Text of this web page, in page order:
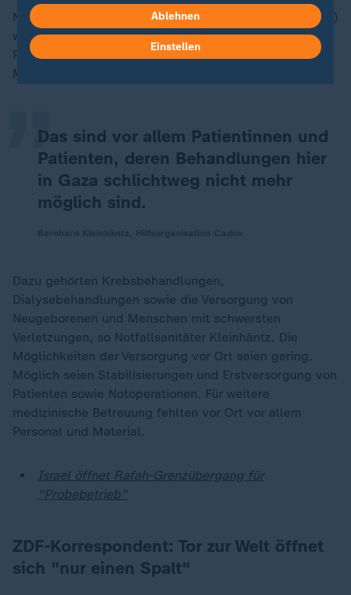
Nach Angaben der Weltgesundheitsorganisation (WHO)
warten im Gazastreifen aktuell noch rund 18.500
Patienten auf eine Ausreise, darunter rund 4.000
Minderjährige.
Das sind vor allem Patientinnen und
Patienten, deren Behandlungen hier
in Gaza schlichtweg nicht mehr
möglich sind.
„
Dazu gehörten Krebsbehandlungen,
Dialysebehandlungen sowie die Versorgung von
Neugeborenen und Menschen mit schwersten
Verletzungen, so Notfallsanitäter Kleinhäntz. Die
Möglichkeiten der Versorgung vor Ort seien gering.
Möglich seien Stabilisierungen und Erstversorgung von
Patienten sowie Notoperationen. Für weitere
medizinische Betreuung fehlten vor Ort vor allem
Personal und Material.
Israel öffnet Rafah-Grenzübergang für
"Probebetrieb"
ZDF-Korrespondent: Tor zur Welt öffnet
sich "nur einen Spalt"
Ablehnen
Einstellen